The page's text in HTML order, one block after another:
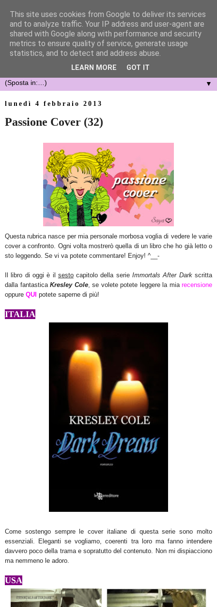
▼
lunedì 4 febbraio 2013
Passione Cover (32)
Questa rubrica nasce per mia personale morbosa voglia di vedere le varie
cover a confronto. Ogni volta mostrerò quella di un libro che ho già letto o
sto leggendo. Se vi va potete commentare! Enjoy! ^ __-
Il libro di oggi è il sesto capitolo della serieImmortals After Darkscritta
dalla fantastica Kresley Cole, se volete potete leggere la mia recensione
oppure QUI potete saperne di più!
ITALIA
Come sostengo sempre le cover italiane di questa serie sono molto
essenziali. Eleganti se vogliamo, coerenti tra loro ma fanno intendere
davvero poco della trama e sopratutto del contenuto. Non mi dispiacciono
ma nemmeno le adoro.
USA
This site uses cookies from Google to deliver its services
and to analyze traffic. Your IP address and user-agent are
shared with Google along with performance and security
metrics to ensure quality of service, generate usage
statistics, and to detect and address abuse.
LEARN MORE GOT IT